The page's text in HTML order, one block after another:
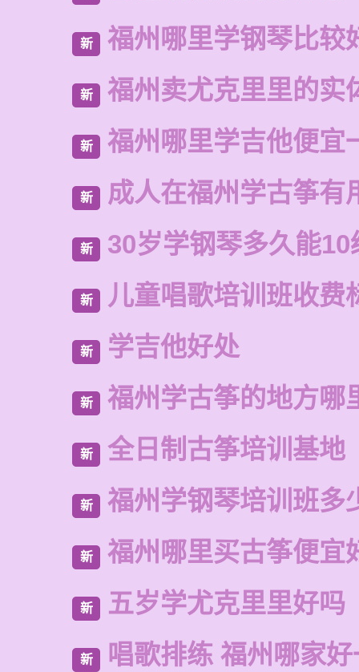
新 福州哪里学钢琴比较
新 福州卖尤克里里的实
新 福州哪里学吉他便宜
新 成人在福州学古筝有
新 30岁学钢琴多久能10
新 儿童唱歌培训班收费
新 学吉他好处
新 福州学古筝的地方哪
新 全日制古筝培训基地
新 福州学钢琴培训班多
新 福州哪里买古筝便宜
新 五岁学尤克里里好吗
新 唱歌排练 福州哪家